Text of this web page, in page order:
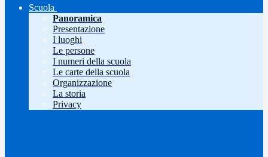
Scuola
Panoramica
Presentazione
I luoghi
Le persone
I numeri della scuola
Le carte della scuola
Organizzazione
La storia
Privacy